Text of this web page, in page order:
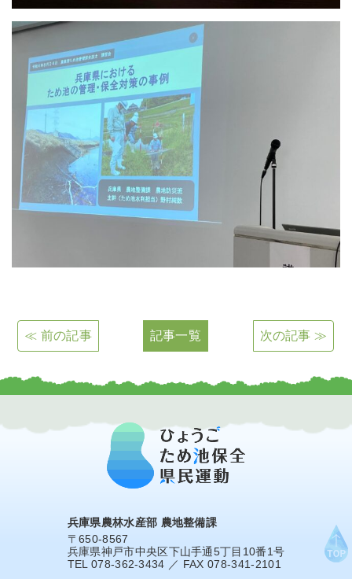
≪ 前の記事 記事一覧 次の記事 ≫
兵庫県農林水産部 農地整備課
〒650-8567
兵庫県神戸市中央区下山手通5丁目10番1号
TEL 078-362-3434 ／ FAX 078-341-2101